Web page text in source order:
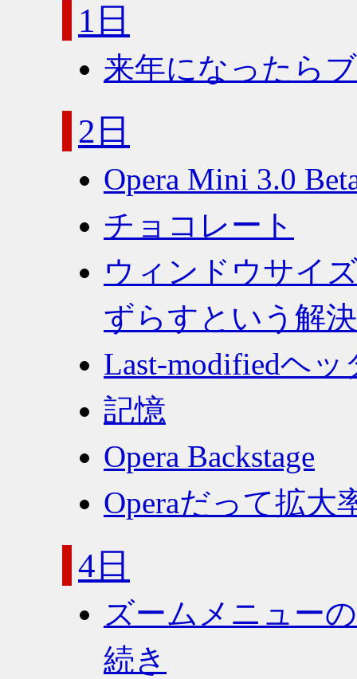
1日
来年になったら
2日
Opera Mini 3.0
チョコレート
ウィンドウサイ
ずらすという解
Last-modifiedヘ
記憶
Opera Backstage
Operaだって拡大
4日
ズームメニュー
続き